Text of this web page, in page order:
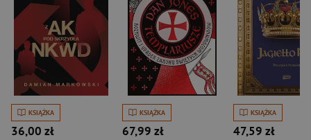
KSIĄŻKA
36,00 zł
KSIĄŻKA
67,99 zł
KSIĄŻKA
47,59 zł